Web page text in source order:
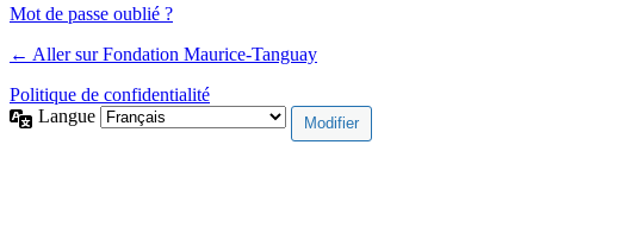
Mot de passe oublié ?
← Aller sur Fondation Maurice-Tanguay
Politique de confidentialité
Langue